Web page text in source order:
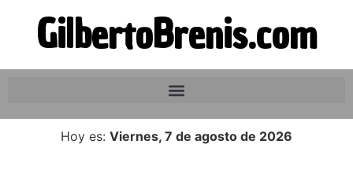
GilbertoBrenis.com
Hoy es: Viernes, 7 de agosto de 2026